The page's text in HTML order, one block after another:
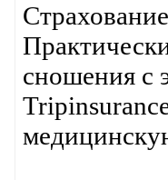
сношения с